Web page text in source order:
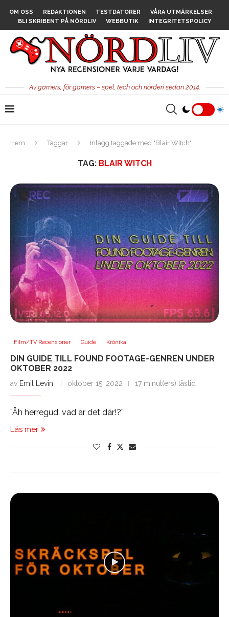
OM OSS REDAKTIONEN TESTDATORER
VÅRA UTMÄRKELSER
BLI SKRIBENT PÅ NÖRDLIV
WEBBUTIK INTEGRITETSPOLICY
Av gamers, för gamers – spel, tech och nörderi sedan 2014.
Hem Taggar Inlägg taggade med "Blair Witch"
TAG: BLAIR WITCH
Film/TV Recensioner Guide Krönika
DIN GUIDE TILL FOUND FOOTAGE-GENREN UNDER
OKTOBER 2022
av Emil Levin oktober 15, 2022 17 minut(ers) lästid
”Åh herregud, vad är det där!?”
Läs mer